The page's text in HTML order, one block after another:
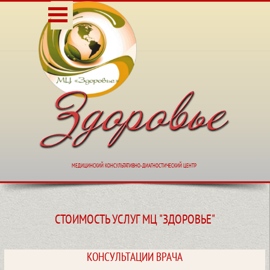
Перейти к контентуПропустить меню
МЕДИЦИНСКИЙ КОНСУЛЬТАТИВНО-
МЕДИЦИНСКИЙ КОНСУЛЬТАТИВНО-ДИАГНОСТИЧЕСКИЙ ЦЕНТР
СТОИМОСТЬ УСЛУГ МЦ "ЗДОРОВЬЕ"
КОНСУЛЬТАЦИИ ВРАЧА